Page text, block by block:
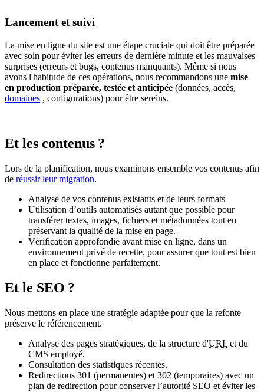
Lancement et suivi
La mise en ligne du site est une étape cruciale qui doit être préparée
avec soin pour éviter les erreurs de dernière minute et les mauvaises
surprises (erreurs et bugs, contenus manquants). Même si nous
avons l'habitude de ces opérations, nous recommandons une mise
en production préparée, testée et anticipée (données, accès,
domaines , configurations) pour être sereins.
Et les contenus ?
Lors de la planification, nous examinons ensemble vos contenus afin
de réussir leur migration.
Analyse de vos contenus existants et de leurs formats
Utilisation d’outils automatisés autant que possible pour
transférer textes, images, fichiers et métadonnées tout en
préservant la qualité de la mise en page.
Vérification approfondie avant mise en ligne, dans un
environnement privé de recette, pour assurer que tout est bien
en place et fonctionne parfaitement.
Et le SEO ?
Nous mettons en place une stratégie adaptée pour que la refonte
préserve le référencement.
Analyse des pages stratégiques, de la structure d'URL et du
CMS employé.
Consultation des statistiques récentes.
Redirections 301 (permanentes) et 302 (temporaires) avec un
plan de redirection pour conserver l’autorité SEO et éviter les